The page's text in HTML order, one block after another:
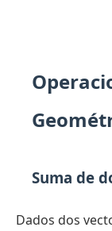
Suma de
Dados dos